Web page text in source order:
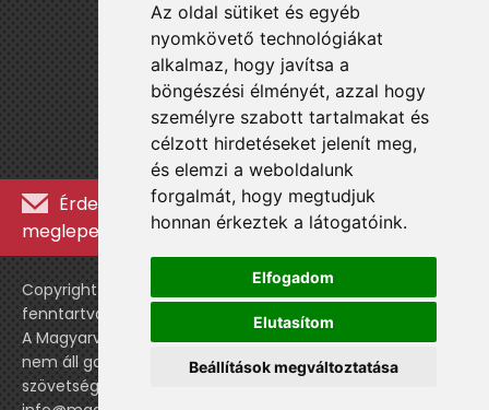
Az oldal sütiket és egyéb
nyomkövető technológiákat
alkalmaz, hogy javítsa a
böngészési élményét, azzal hogy
személyre szabott tartalmakat és
célzott hirdetéseket jelenít meg,
és elemzi a weboldalunk
forgalmát, hogy megtudjuk
honnan érkeztek a látogatóink.
Elfogadom
Elutasítom
Beállítások megváltoztatása
Érdekességekért, kulisszatitkokért és
meglepetésekért iratkozz fel a hírlevélre »
Copyright © WebshopLady 2007-2026 Minden jog
fenntartva, kivéve a külön feltüntetett esetekben.
A Magyarvalogatott.hu egy nemhivatalos történeti oldal,
nem áll gazdasági kapcsolatban a labdarúgó
szövetséggel vagy a válogatott stábjával.